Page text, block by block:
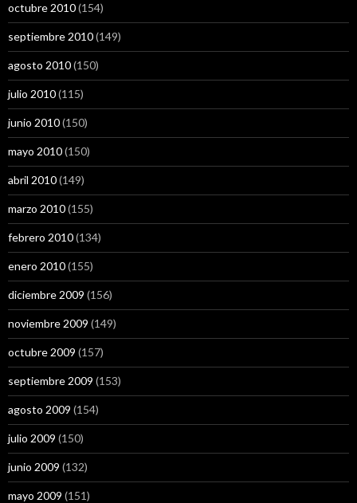
octubre 2010(154)
septiembre 2010(149)
agosto 2010(150)
julio 2010(115)
junio 2010(150)
mayo 2010(150)
abril 2010(149)
marzo 2010(155)
febrero 2010(134)
enero 2010(155)
diciembre 2009 (156)
noviembre 2009 (149)
octubre 2009 (157)
septiembre 2009 (153)
agosto 2009 (154)
julio 2009 (150)
junio 2009 (132)
mayo 2009 (151)